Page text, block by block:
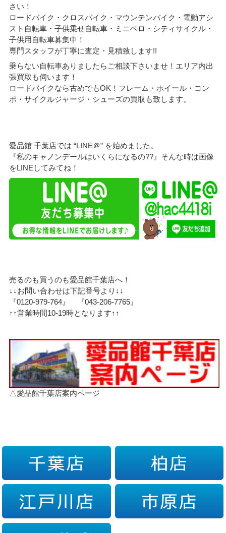
さい！
ロードバイク・クロスバイク・マウンテンバイク・電動アシ
スト自転車・子供乗せ自転車・ミニベロ・シティサイクル・
子供用自転車募集中！
専門スタッフが丁寧に査定・見積致します!!
乗らない自転車ありましたらご相談下さいませ！エリア内出
張買取も伺います！
ロードバイクなら古めでもOK！フレーム・ホイール・コン
ポ・サイクルジャージ・シューズの買取も致します。
愛品館 千葉店では “LINE＠” を始めました。
『私のキャノンデールはいくらになるの??』そんな時は画像
をLINEしてみてね！
売るのも買うのも愛品館千葉店へ！
↓↓お問い合わせは下記番号より↓↓
『0120-979-764』 『043-206-7765』
↑↑営業時間10-19時となります↑↑
△愛品館千葉店案内ページ